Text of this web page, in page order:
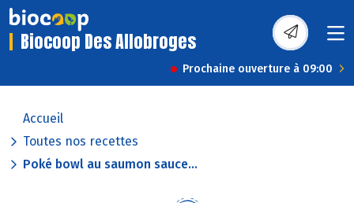
Biocoop Des Allobroges
Prochaine ouverture à 09:00
Accueil
Toutes nos recettes
Poké bowl au saumon sauce...